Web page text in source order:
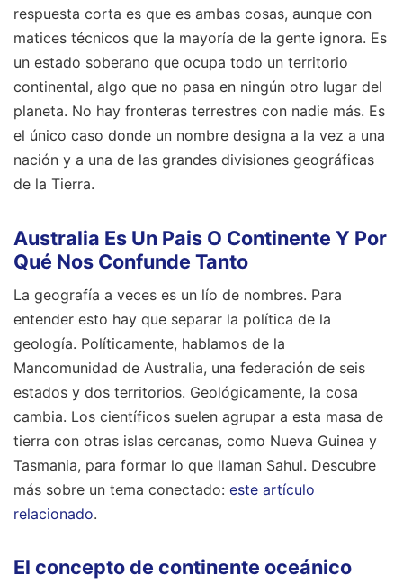
respuesta corta es que es ambas cosas, aunque con
matices técnicos que la mayoría de la gente ignora. Es
un estado soberano que ocupa todo un territorio
continental, algo que no pasa en ningún otro lugar del
planeta. No hay fronteras terrestres con nadie más. Es
el único caso donde un nombre designa a la vez a una
nación y a una de las grandes divisiones geográficas
de la Tierra.
Australia Es Un Pais O Continente Y Por
Qué Nos Confunde Tanto
La geografía a veces es un lío de nombres. Para
entender esto hay que separar la política de la
geología. Políticamente, hablamos de la
Mancomunidad de Australia, una federación de seis
estados y dos territorios. Geológicamente, la cosa
cambia. Los científicos suelen agrupar a esta masa de
tierra con otras islas cercanas, como Nueva Guinea y
Tasmania, para formar lo que llaman Sahul. Descubre
más sobre un tema conectado: este artículo
relacionado.
El concepto de continente oceánico